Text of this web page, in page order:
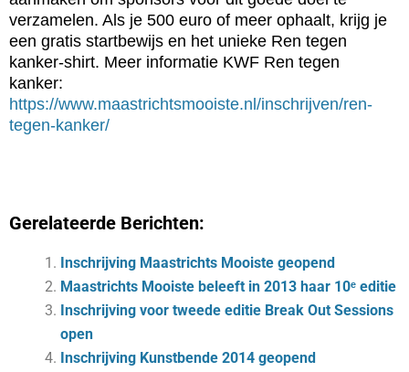
verzamelen. Als je 500 euro of meer ophaalt, krijg je
een gratis startbewijs en het unieke Ren tegen
kanker-shirt. Meer informatie KWF Ren tegen
kanker:
https://www.maastrichtsmooiste.nl/inschrijven/ren-
tegen-kanker/
Gerelateerde Berichten:
Inschrijving Maastrichts Mooiste geopend
Maastrichts Mooiste beleeft in 2013 haar 10ᵉ editie
Inschrijving voor tweede editie Break Out Sessions
open
Inschrijving Kunstbende 2014 geopend